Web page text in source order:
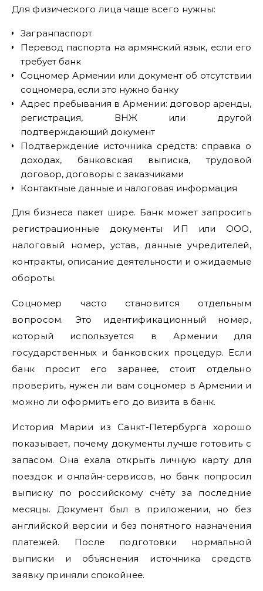
Для физического лица чаще всего нужны:
Загранпаспорт
Перевод паспорта на армянский язык, если его
требует банк
Соцномер Армении или документ об отсутствии
соцномера, если это нужно банку
Адрес пребывания в Армении: договор аренды,
регистрация, ВНЖ или другой
подтверждающий документ
Подтверждение источника средств: справка о
доходах, банковская выписка, трудовой
договор, договоры с заказчиками
Контактные данные и налоговая информация
Для бизнеса пакет шире. Банк может запросить
регистрационные документы ИП или ООО,
налоговый номер, устав, данные учредителей,
контракты, описание деятельности и ожидаемые
обороты.
Соцномер часто становится отдельным
вопросом. Это идентификационный номер,
который используется в Армении для
государственных и банковских процедур. Если
банк просит его заранее, стоит отдельно
проверить, нужен ли вам соцномер в Армении и
можно ли оформить его до визита в банк.
История Марии из Санкт-Петербурга хорошо
показывает, почему документы лучше готовить с
запасом. Она ехала открыть личную карту для
поездок и онлайн-сервисов, но банк попросил
выписку по российскому счёту за последние
месяцы. Документ был в приложении, но без
английской версии и без понятного назначения
платежей. После подготовки нормальной
выписки и объяснения источника средств
заявку приняли спокойнее.